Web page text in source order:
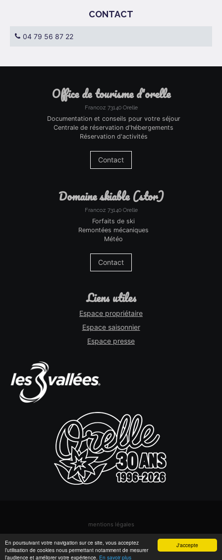
J'accepte
En poursuivant votre navigation sur ce site, vous acceptez
l’utilisation de cookies nous permettant notamment de mesurer
l’audience et améliorer votre expérience. En savoir plus
CONTACT
04 79 56 87 22
office de tourisme d'orelle
Francoz 73140 Orelle
Documentation et conseils pour votre séjour
Centrale de réservation d'hébergements
Réservation d'activités
Contact
domaine skiable (stor)
Francoz 73140 Orelle
Forfaits de ski
Remontées mécaniques
Météo
Contact
liens utiles
Espace propriétaire
Espace saisonnier
Espace presse
mentions légales
© Orelle - Les 3 Vallées